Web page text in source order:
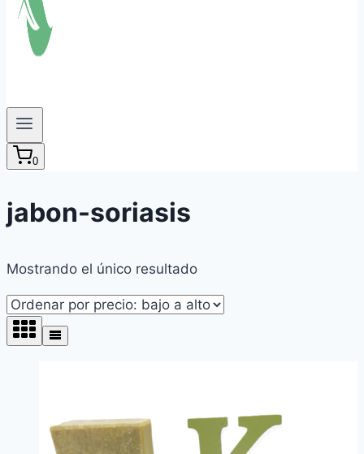
0
jabon-soriasis
Mostrando el único resultado